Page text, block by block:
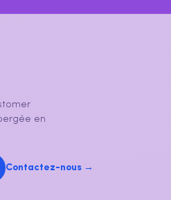
en
Contactez-nous →